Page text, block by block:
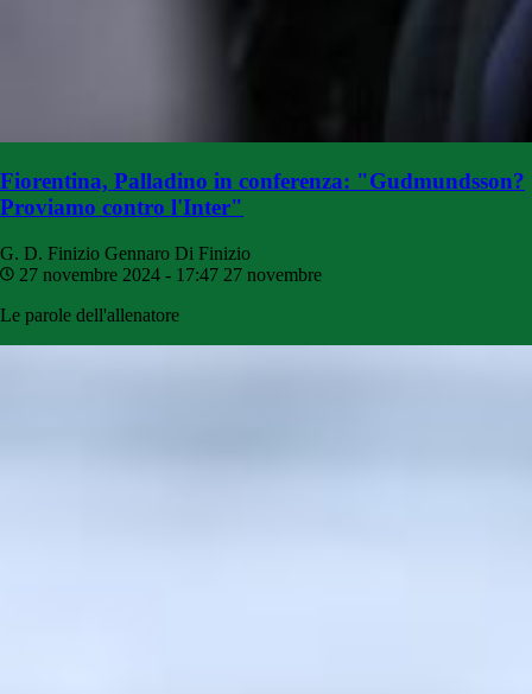
Fiorentina, Palladino in conferenza: "Gudmundsson?
Proviamo contro l'Inter"
G. D. Finizio Gennaro Di Finizio
27 novembre 2024 - 17:47 27 novembre
Le parole dell'allenatore